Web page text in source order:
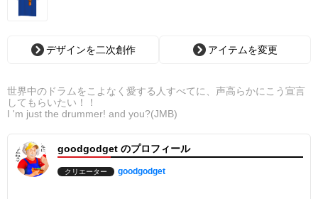
デザインを二次創作 アイテムを変更
世界中のドラムをこよなく愛する人すべてに、声高らかにこう宣言
してもらいたい！！
I 'm just the drummer! and you?(JMB)
goodgodget のプロフィール
クリエーター goodgodget